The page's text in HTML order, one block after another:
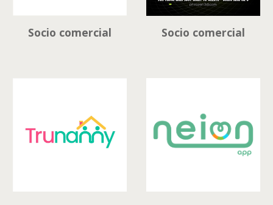
Socio comercial Socio comercial